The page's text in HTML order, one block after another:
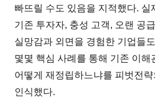
빠뜨릴 수도 있음을 지적했다. 실
기존 투자자, 충성 고객, 오랜 공
실망감과 외면을 경험한 기업들
몇몇 핵심 사례를 통해 기존 이해
어떻게 재정립하느냐를 피벗전
인식했다.